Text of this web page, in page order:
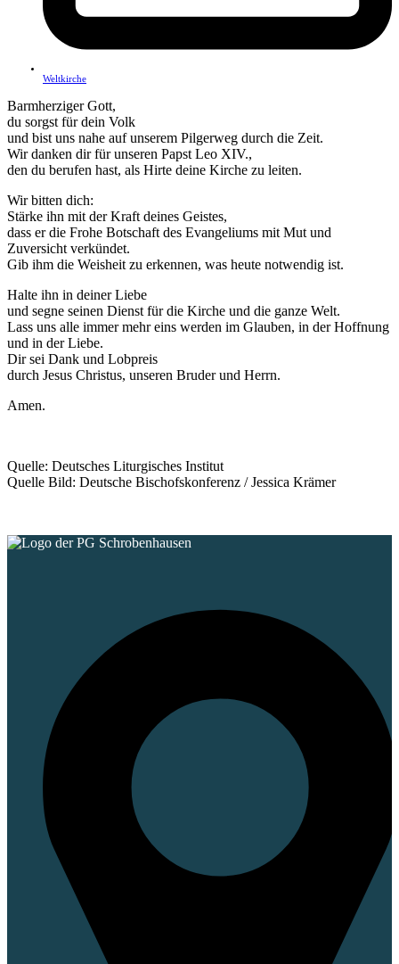
Weltkirche
Barmherziger Gott,
du sorgst für dein Volk
und bist uns nahe auf unserem Pilgerweg durch die Zeit.
Wir danken dir für unseren Papst Leo XIV.,
den du berufen hast, als Hirte deine Kirche zu leiten.
Wir bitten dich:
Stärke ihn mit der Kraft deines Geistes,
dass er die Frohe Botschaft des Evangeliums mit Mut und
Zuversicht verkündet.
Gib ihm die Weisheit zu erkennen, was heute notwendig ist.
Halte ihn in deiner Liebe
und segne seinen Dienst für die Kirche und die ganze Welt.
Lass uns alle immer mehr eins werden im Glauben, in der Hoffnung
und in der Liebe.
Dir sei Dank und Lobpreis
durch Jesus Christus, unseren Bruder und Herrn.
Amen.
Quelle: Deutsches Liturgisches Institut
Quelle Bild: Deutsche Bischofskonferenz / Jessica Krämer